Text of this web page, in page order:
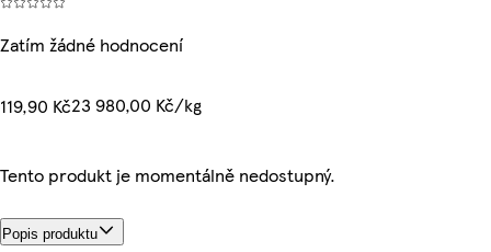
Zatím žádné hodnocení
119,90 Kč23 980,00 Kč/kg
Tento produkt je momentálně nedostupný.
Popis produktu